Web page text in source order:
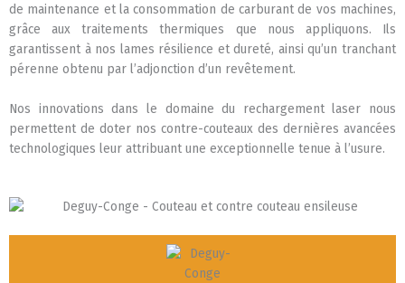
de maintenance et la consommation de carburant de vos machines,
grâce aux traitements thermiques que nous appliquons. Ils
garantissent à nos lames résilience et dureté, ainsi qu’un tranchant
pérenne obtenu par l’adjonction d’un revêtement.
Nos innovations dans le domaine du rechargement laser nous
permettent de doter nos contre-couteaux des dernières avancées
technologiques leur attribuant une exceptionnelle tenue à l’usure.